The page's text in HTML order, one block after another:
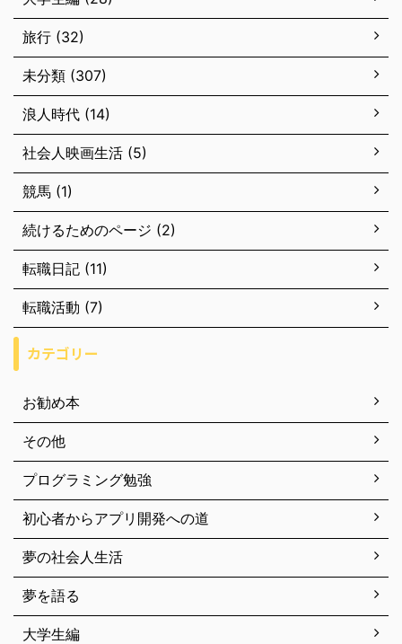
旅行 (32)
未分類 (307)
浪人時代 (14)
社会人映画生活 (5)
競馬 (1)
続けるためのページ (2)
転職日記 (11)
転職活動 (7)
カテゴリー
お勧め本
その他
プログラミング勉強
初心者からアプリ開発への道
夢の社会人生活
夢を語る
大学生編